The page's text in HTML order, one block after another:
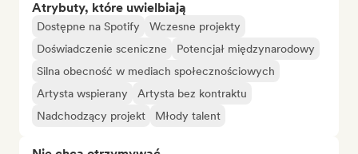
Atrybuty, które uwielbiają
Dostępne na Spotify
Wczesne projekty
Doświadczenie sceniczne
Potencjał międzynarodowy
Silna obecność w mediach społecznościowych
Artysta wspierany
Artysta bez kontraktu
Nadchodzący projekt
Młody talent